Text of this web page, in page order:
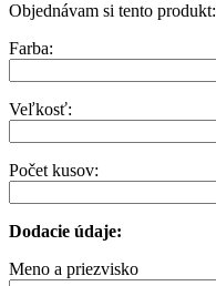
Objednávam si tento produkt:
Farba:
Veľkosť:
Počet kusov:
Dodacie údaje:
Meno a priezvisko